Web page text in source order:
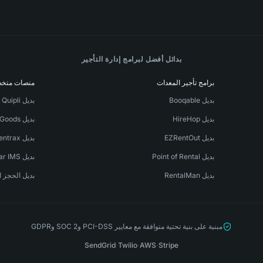
بدائل أفضل لبرامج إدارة التأجير
برامج تأجير المعدات
بديل Booqable
بديل HireHop
بديل EZRentOut
بديل Point of Rental
بديل RentalMan
منصات
بديل Quipli
بديل TapGoods
بديل Rentrax
بديل Stellar IMS
بديل الحجز
مبنية على بنية تحتية متوافقة مع معايير PCI-DSS وSOC 2 وGDPR
Stripe
·
AWS
·
Twilio
·
SendGrid